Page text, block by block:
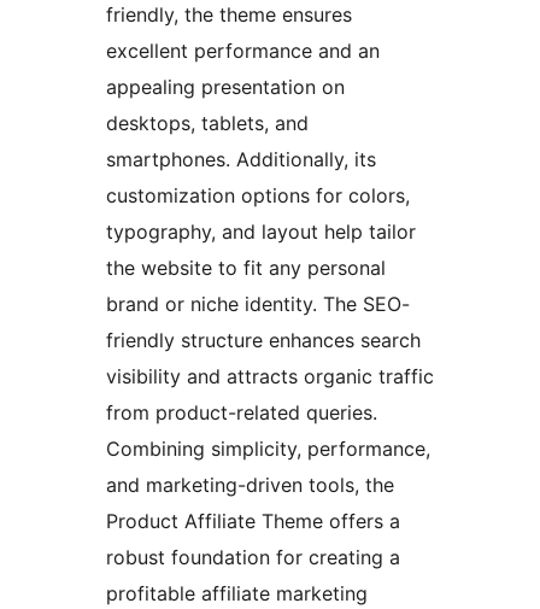
friendly, the theme ensures
excellent performance and an
appealing presentation on
desktops, tablets, and
smartphones. Additionally, its
customization options for colors,
typography, and layout help tailor
the website to fit any personal
brand or niche identity. The SEO-
friendly structure enhances search
visibility and attracts organic traffic
from product-related queries.
Combining simplicity, performance,
and marketing-driven tools, the
Product Affiliate Theme offers a
robust foundation for creating a
profitable affiliate marketing